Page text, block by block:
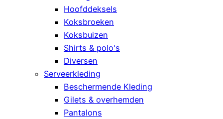
Hoofddeksels
Koksbroeken
Koksbuizen
Shirts & polo's
Diversen
Serveerkleding
Beschermende Kleding
Gilets & overhemden
Pantalons